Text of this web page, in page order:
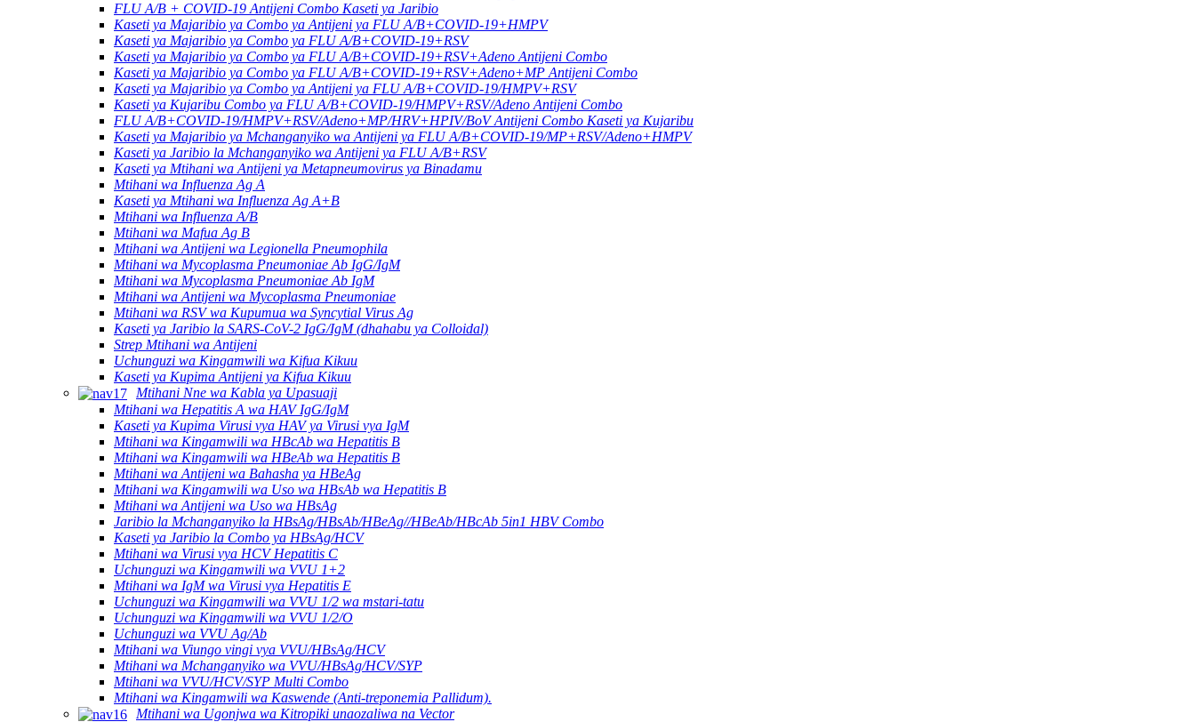
FLU A/B + COVID-19 Antijeni Combo Kaseti ya Jaribio
Kaseti ya Majaribio ya Combo ya Antijeni ya FLU A/B+COVID-19+HMPV
Kaseti ya Majaribio ya Combo ya FLU A/B+COVID-19+RSV
Kaseti ya Majaribio ya Combo ya FLU A/B+COVID-19+RSV+Adeno Antijeni Combo
Kaseti ya Majaribio ya Combo ya FLU A/B+COVID-19+RSV+Adeno+MP Antijeni Combo
Kaseti ya Majaribio ya Combo ya Antijeni ya FLU A/B+COVID-19/HMPV+RSV
Kaseti ya Kujaribu Combo ya FLU A/B+COVID-19/HMPV+RSV/Adeno Antijeni Combo
FLU A/B+COVID-19/HMPV+RSV/Adeno+MP/HRV+HPIV/BoV Antijeni Combo Kaseti ya Kujaribu
Kaseti ya Majaribio ya Mchanganyiko wa Antijeni ya FLU A/B+COVID-19/MP+RSV/Adeno+HMPV
Kaseti ya Jaribio la Mchanganyiko wa Antijeni ya FLU A/B+RSV
Kaseti ya Mtihani wa Antijeni ya Metapneumovirus ya Binadamu
Mtihani wa Influenza Ag A
Kaseti ya Mtihani wa Influenza Ag A+B
Mtihani wa Influenza A/B
Mtihani wa Mafua Ag B
Mtihani wa Antijeni wa Legionella Pneumophila
Mtihani wa Mycoplasma Pneumoniae Ab IgG/IgM
Mtihani wa Mycoplasma Pneumoniae Ab IgM
Mtihani wa Antijeni wa Mycoplasma Pneumoniae
Mtihani wa RSV wa Kupumua wa Syncytial Virus Ag
Kaseti ya Jaribio la SARS-CoV-2 IgG/IgM (dhahabu ya Colloidal)
Strep Mtihani wa Antijeni
Uchunguzi wa Kingamwili wa Kifua Kikuu
Kaseti ya Kupima Antijeni ya Kifua Kikuu
Mtihani Nne wa Kabla ya Upasuaji
Mtihani wa Hepatitis A wa HAV IgG/IgM
Kaseti ya Kupima Virusi vya HAV ya Virusi vya IgM
Mtihani wa Kingamwili wa HBcAb wa Hepatitis B
Mtihani wa Kingamwili wa HBeAb wa Hepatitis B
Mtihani wa Antijeni wa Bahasha ya HBeAg
Mtihani wa Kingamwili wa Uso wa HBsAb wa Hepatitis B
Mtihani wa Antijeni wa Uso wa HBsAg
Jaribio la Mchanganyiko la HBsAg/HBsAb/HBeAg//HBeAb/HBcAb 5in1 HBV Combo
Kaseti ya Jaribio la Combo ya HBsAg/HCV
Mtihani wa Virusi vya HCV Hepatitis C
Uchunguzi wa Kingamwili wa VVU 1+2
Mtihani wa IgM wa Virusi vya Hepatitis E
Uchunguzi wa Kingamwili wa VVU 1/2 wa mstari-tatu
Uchunguzi wa Kingamwili wa VVU 1/2/O
Uchunguzi wa VVU Ag/Ab
Mtihani wa Viungo vingi vya VVU/HBsAg/HCV
Mtihani wa Mchanganyiko wa VVU/HBsAg/HCV/SYP
Mtihani wa VVU/HCV/SYP Multi Combo
Mtihani wa Kingamwili wa Kaswende (Anti-treponemia Pallidum).
Mtihani wa Ugonjwa wa Kitropiki unaozaliwa na Vector